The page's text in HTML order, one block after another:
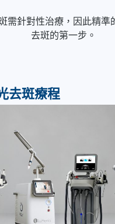
需針對性治療，因此精準
去斑的第一步。
去斑療程